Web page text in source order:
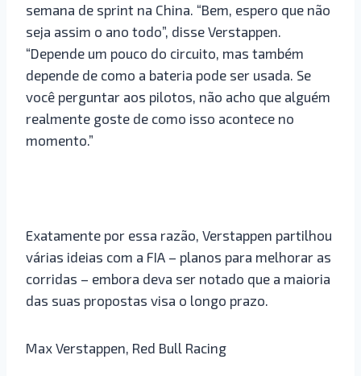
semana de sprint na China. “Bem, espero que não
seja assim o ano todo”, disse Verstappen.
“Depende um pouco do circuito, mas também
depende de como a bateria pode ser usada. Se
você perguntar aos pilotos, não acho que alguém
realmente goste de como isso acontece no
momento.”
Exatamente por essa razão, Verstappen partilhou
várias ideias com a FIA – planos para melhorar as
corridas – embora deva ser notado que a maioria
das suas propostas visa o longo prazo.
Max Verstappen, Red Bull Racing